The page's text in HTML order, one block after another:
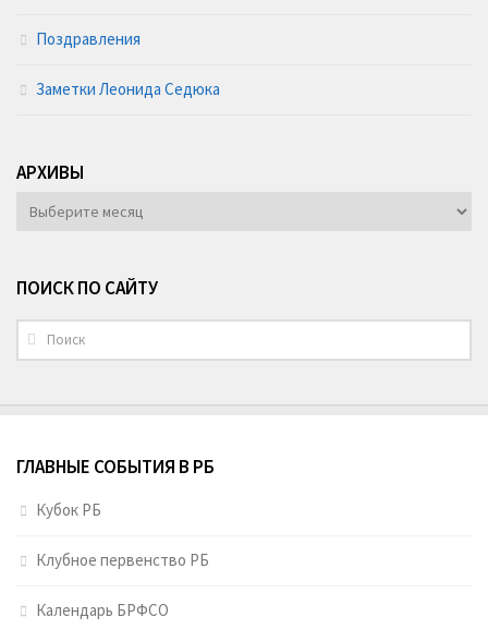
Поздравления
Заметки Леонида Седюка
АРХИВЫ
АРХИВЫ
ПОИСК ПО САЙТУ
ГЛАВНЫЕ СОБЫТИЯ В РБ
Кубок РБ
Клубное первенство РБ
Календарь БРФСО